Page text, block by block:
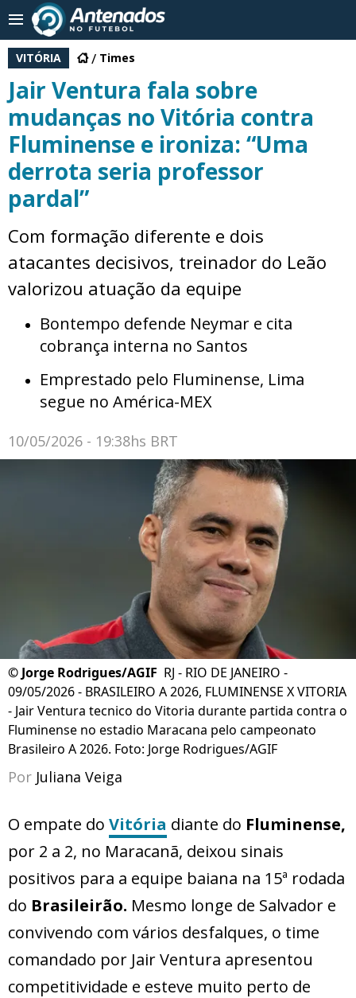
VITÓRIA Times
Jair Ventura fala sobre
mudanças no Vitória contra
Fluminense e ironiza: “Uma
derrota seria professor
pardal”
Com formação diferente e dois
atacantes decisivos, treinador do Leão
valorizou atuação da equipe
Bontempo defende Neymar e cita
cobrança interna no Santos
Emprestado pelo Fluminense, Lima
segue no América-MEX
10/05/2026 - 19:38hs BRT
©Jorge Rodrigues/AGIF RJ - RIO DE JANEIRO -
09/05/2026 - BRASILEIRO A 2026, FLUMINENSE X VITORIA
- Jair Ventura tecnico do Vitoria durante partida contra o
Fluminense no estadio Maracana pelo campeonato
Brasileiro A 2026. Foto: Jorge Rodrigues/AGIF
Por Juliana Veiga
O empate do Vitória diante do Fluminense,
por 2 a 2, no Maracanã, deixou sinais
positivos para a equipe baiana na 15ª rodada
do Brasileirão. Mesmo longe de Salvador e
convivendo com vários desfalques, o time
comandado por Jair Ventura apresentou
competitividade e esteve muito perto de